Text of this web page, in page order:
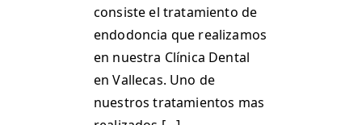
consiste el tratamiento de
endodoncia que realizamos
en nuestra Clínica Dental
en Vallecas. Uno de
nuestros tratamientos mas